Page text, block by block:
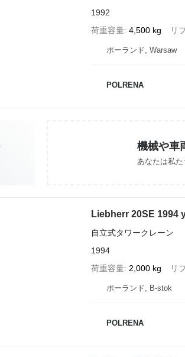
1992
荷重容量 4,500 kg リ
ポーランド, Warsaw
POLRENA
機械や車
あなたは私
Liebherr 20SE 1994
自立式タワークレーン
1994
荷重容量 2,000 kg リ
ポーランド, B-stok
POLRENA